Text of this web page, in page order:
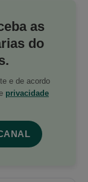
as
do
e de acordo
privacidade